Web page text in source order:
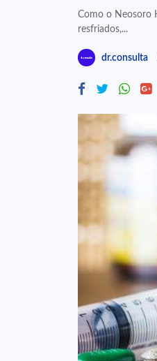
Como o Neosoro
resfriados,...
dr.consulta